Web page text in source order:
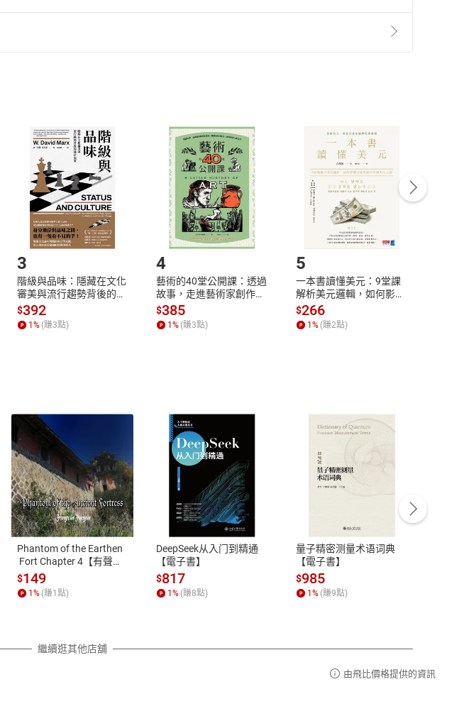
解除權合理例外情事適用準則第2條第5款之規定，「非以有形媒介提供之數位
銷售之商品為電子書，屬非以有形媒介提供之數位內容，消費者同意若訂購後
市場，並於「我的訂單」中點選「瀏覽訂單明細」
「申請取消訂單/ 退
將為您辦理退款事宜。
貨，恕無法以單支商品取消/退貨。
登入帳號
Login
付款方式
Payment
完成訂單
Complete
Step2.登入帳號，下載書籍後看書
退換貨規範
否提供消費者保護法七日猶豫期
，遽消費者保護法及通訊交易解
理例外情事適用準則，依商品性
不同規定。詳細退換貨說明請參
品說明。
客服資訊
服務時間：週一到週五 10:00-12:00、
13:00-17:00 (國定假日及例假日休息)
客服電話：0080-1857077
3
階級與品味：隱藏在文化
審美與流行趨勢背後的地
位渴望【電子書】
$392
1 % (賺3點)
4
藝術的40堂公開課：透過
故事，走進藝術家創作現
場，看藝術如何誕生、如
何形塑人類生活【電子
書】
$385
1% (賺3點)
5
一本書讀懂美元：9堂課
解析美元邏輯，如何影響
全球經濟和每個人的投資
【電子書】
$266
1% (賺2點)
Phantom of the Earthen
Fort Chapter 4【有聲
書】
$149
1% (賺1點)
DeepSeek从入门到精通
【電子書】
$817
1% (賺8點)
量子精密测量术语词典
【電子書】
$985
1% (賺9點)
繼續逛其他店舖
由飛比價格提供的資訊